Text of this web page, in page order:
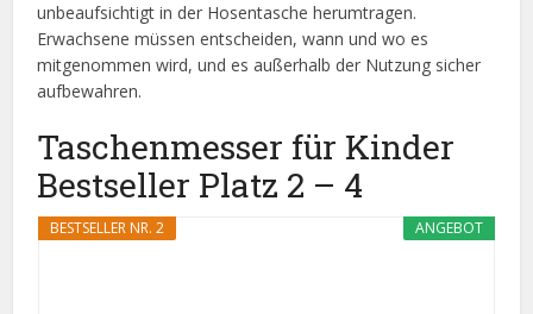
unbeaufsichtigt in der Hosentasche herumtragen.
Erwachsene müssen entscheiden, wann und wo es
mitgenommen wird, und es außerhalb der Nutzung sicher
aufbewahren.
Taschenmesser für Kinder
Bestseller Platz 2 – 4
ANGEBOT
BESTSELLER NR. 2